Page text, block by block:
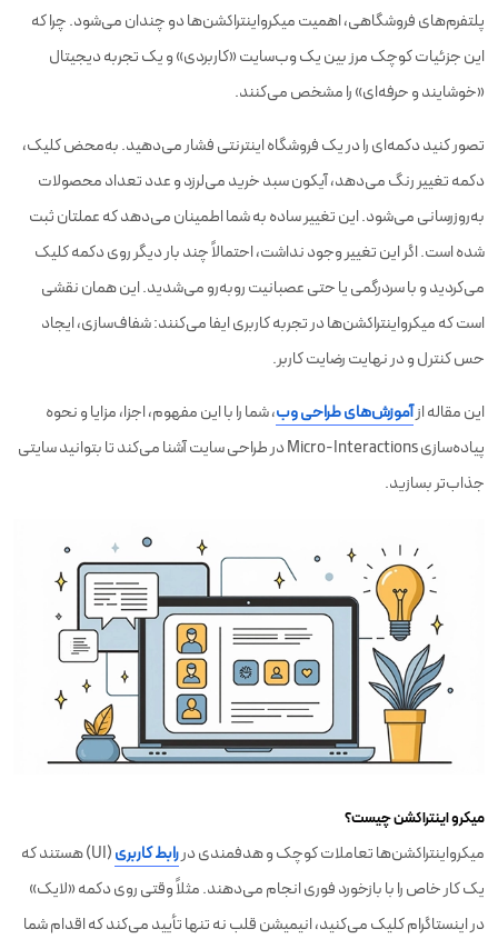
پلتفرم‌های فروشگاهی، اهمیت میکرواینتراکشن‌ها دو چندان می‌شود. چرا که
این جزئیات کوچک مرز بین یک وب‌سایت «کاربردی» و یک تجربه دیجیتال
«خوشایند و حرفه‌ای» را مشخص می‌کنند.
تصور کنید دکمه‌ای را در یک فروشگاه اینترنتی فشار می‌دهید. به‌محض کلیک،
دکمه تغییر رنگ می‌دهد، آیکون سبد خرید می‌لرزد و عدد تعداد محصولات
به‌روزرسانی می‌شود. این تغییر ساده به شما اطمینان می‌دهد که عملتان ثبت
شده است. اگر این تغییر وجود نداشت، احتمالاً چند بار دیگر روی دکمه کلیک
می‌کردید و با سردرگمی یا حتی عصبانیت روبه‌رو می‌شدید. این همان نقشی
است که میکرواینتراکشن‌ها در تجربه کاربری ایفا می‌کنند: شفاف‌سازی، ایجاد
حس کنترل و در نهایت رضایت کاربر.
این مقاله ازآموزش‌های طراحی وب، شما را با این مفهوم، اجزا، مزایا و نحوه
پیاده‌سازی Micro-Interactions در طراحی سایت آشنا می‌کند تا بتوانید سایتی
جذاب‌تر بسازید.
میکرو اینتراکشن‌ چیست؟
میکرواینتراکشن‌ها تعاملات کوچک و هدفمندی دررابط کاربری
(UI) هستند که
یک کار خاص را با بازخورد فوری انجام می‌دهند. مثلاً وقتی روی دکمه «لایک»
در اینستاگرام کلیک می‌کنید، انیمیشن قلب نه تنها تأیید می‌کند که اقدام شما